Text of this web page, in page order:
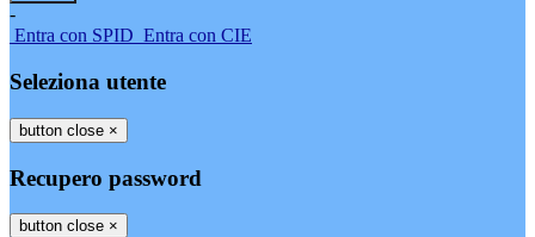
-
Entra con SPID Entra con CIE
Seleziona utente
button close ×
Recupero password
button close ×